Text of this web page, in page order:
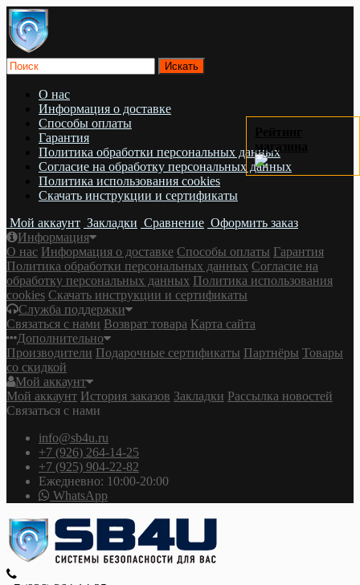
О нас
Информация о доставке
Cпособы оплаты
Гарантия
Политика обработки персональных данных
Согласие на обработку персональных данных
Политика использования cookies
Скачать инструкции и сертификаты
Мой аккаунт Закладки Сравнение Оформить заказ
Информация
О нас Информация о доставке Cпособы оплаты Гарантия
Политика обработки персональных данных Согласие на
обработку персональных данных Политика использования
cookies Скачать инструкции и сертификаты
Служба поддержки
Связаться с нами Возврат товара Карта сайта
Дополнительно
Производители Подарочные сертификаты Партнёры Товары
со скидкой
Мой аккаунт
Мой аккаунт История заказов Закладки Рассылка новостей
Связаться с нами
info@sb4u.ru
+7 (926) 264-14-25
+7 (925) 904-22-82
Ежедневно: 10:00-20:00
WhatsApp